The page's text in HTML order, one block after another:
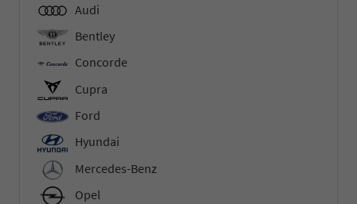
Audi
Bentley
Concorde
Cupra
Ford
Hyundai
Mercedes-Benz
Opel